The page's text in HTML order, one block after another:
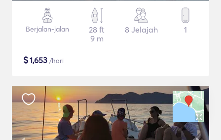
Berjalan-jalan
28 ft
9 m
8 Jelajah 1
$1,653 /hari